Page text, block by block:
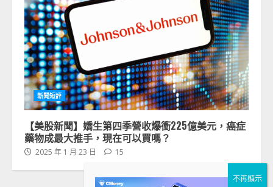
新聞短評
【美股新聞】嬌生第四季營收爆衝225億美元，癌症
藥物成最大推手，現在可以買嗎？
2025 年 1 月 23 日 15